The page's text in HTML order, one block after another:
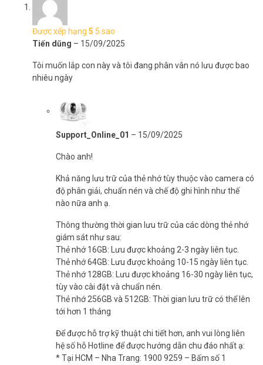
Hỗ Trợ Tận Tình Từ A Đến Z
Mua Camera Wifi IMOU tại Vũ Hoàng Telecom, bạn không chỉ nhận
đến hướng dẫn cài đặt Camera Wifi IMOU, đội ngũ chuyên viên luôn
sẵn sàng giúp bạn. Đây là điểm cộng lớn khiến khách hàng quay lại
Lợi Ích Thực Tế Khi Sở Hữu Camera 3 ống
Sản phẩm này không chỉ là camera, mà là giải pháp toàn diện cho
an ninh và sự tiện nghi. Bạn sẽ:
– Bảo vệ gia đình mọi lúc mọi nơi: Theo dõi ngôi nhà qua điện thoại,
dù bạn ở bất kỳ đâu.
– Tiết kiệm thời gian và chi phí: Không cần thuê bảo vệ, Camera Wifi
IMOU IPC-S7UP-11M0WED thay bạn làm điều đó.
– Dễ dàng quản lý: Ứng dụng thân thiện, phù hợp với cả người
không rành công nghệ.
Được xếp hạng 5 5 sao
Tiến dũng – 15/09/2025
Tôi muốn lắp con này và tôi đang phân vân nó lưu được bao
nhiêu ngày
Support_Online_01 – 15/09/2025
Chào anh!
Khả năng lưu trữ của thẻ nhớ tùy thuộc vào camera có
độ phân giải, chuẩn nén và chế độ ghi hình như thế
nào nữa anh ạ.
Thông thường thời gian lưu trữ của các dòng thẻ nhớ
giám sát như sau:
Thẻ nhớ 16GB: Lưu được khoảng 2-3 ngày liên tục.
Thẻ nhớ 64GB: Lưu được khoảng 10-15 ngày liên tục.
Thẻ nhớ 128GB: Lưu được khoảng 16-30 ngày liên tục,
tùy vào cài đặt và chuẩn nén.
Thẻ nhớ 256GB và 512GB: Thời gian lưu trữ có thể lên
tới hơn 1 tháng
Để được hỗ trợ kỹ thuật chi tiết hơn, anh vui lòng liên
hệ số hỗ Hotline để được hướng dẫn chu đáo nhất ạ:
* Tại HCM – Nha Trang: 1900 9259 – Bấm số 1